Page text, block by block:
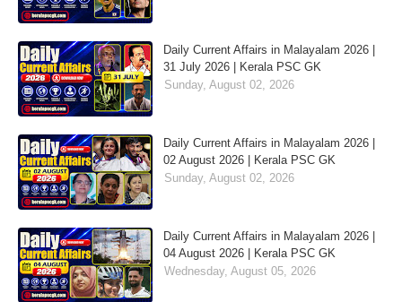
Daily Current Affairs in Malayalam 2026 |
31 July 2026 | Kerala PSC GK
Sunday, August 02, 2026
Daily Current Affairs in Malayalam 2026 |
02 August 2026 | Kerala PSC GK
Sunday, August 02, 2026
Daily Current Affairs in Malayalam 2026 |
04 August 2026 | Kerala PSC GK
Wednesday, August 05, 2026